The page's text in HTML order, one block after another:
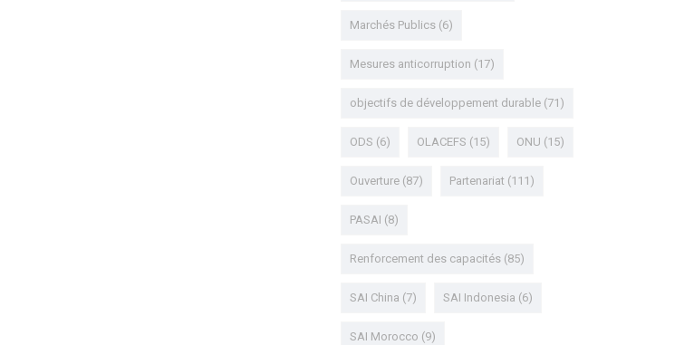
Marchés Publics(6)
Mesures anticorruption (17)
objectifs de développement durable(71)
ODS (6) OLACEFS (15) ONU (15)
Ouverture(87) Partenariat (111)
PASAI (8)
Renforcement des capacités(85)
SAI China (7) SAI Indonesia (6)
SAI Morocco (9)